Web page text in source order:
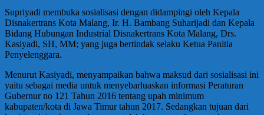
Supriyadi membuka sosialisasi dengan didampingi oleh Kepala
Disnakertrans Kota Malang, Ir. H. Bambang Suharijadi dan Kepala
Bidang Hubungan Industrial Disnakertrans Kota Malang, Drs.
Kasiyadi, SH, MM; yang juga bertindak selaku Ketua Panitia
Penyelenggara.
Menurut Kasiyadi, menyampaikan bahwa maksud dari sosialisasi ini
yaitu sebagai media untuk menyebarluaskan informasi Peraturan
Gubernur no 121 Tahun 2016 tentang upah minimum
kabupaten/kota di Jawa Timur tahun 2017. Sedangkan tujuan dari